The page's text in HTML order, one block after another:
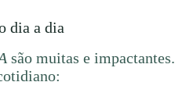
dia a dia
são muitas e impactantes.